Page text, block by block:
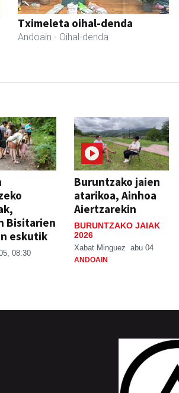
Tximeleta oihal-denda
Andoain - Oihal-denda
Bisitarien
eskutik
08:30
Buruntzako jaien
atarikoa, Ainhoa
Aiertzarekin
BURUNTZAKO JAIAK
2026
Xabat Minguez abu 04
ANDOAIN